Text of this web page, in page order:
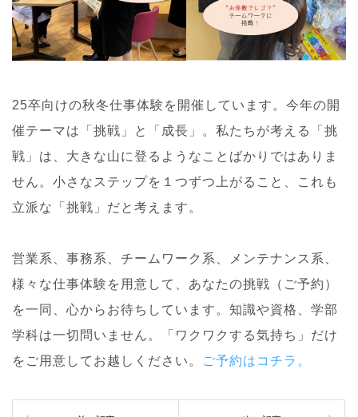
25卒向けの秋冬仕事体験を開催しています。今年の開
催テーマは「挑戦」と「成長」。私たちが考える「挑
戦」は、大きな山に登るようなことばかりではありま
せん。小さなステップを１つずつ上がること、これも
立派な「挑戦」だと考えます。
営業系、事務系、チームワーク系、メンテナンス系、
様々な仕事体験を用意して、あなたの挑戦（ご予約）
を一同、心からお待ちしています。知識や資格、学部
学科は一切問いません。「ワクワクする気持ち」だけ
をご用意してお越しください。
ご予約はコチラ。